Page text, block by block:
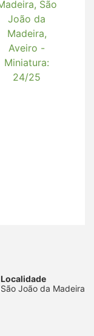
Localidade
São João da Madeira